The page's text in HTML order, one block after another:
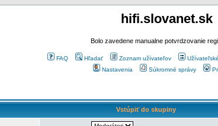
hifi.slovanet.sk
Bolo zavedene manualne potvrdzovanie
FAQ Hľadať Zoznam užívateľov
Nastavenia
Súkromné správy
Vstúpiť do skupiny